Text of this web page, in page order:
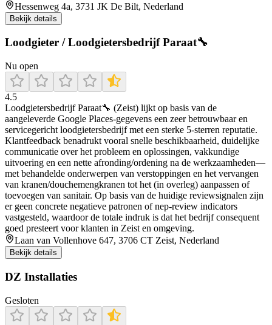
Hessenweg 4a, 3731 JK De Bilt, Nederland
Bekijk details
Loodgieter / Loodgietersbedrijf Paraat🔧
Nu open
4.5
Loodgietersbedrijf Paraat🔧 (Zeist) lijkt op basis van de
aangeleverde Google Places-gegevens een zeer betrouwbaar en
servicegericht loodgietersbedrijf met een sterke 5-sterren reputatie.
Klantfeedback benadrukt vooral snelle beschikbaarheid, duidelijke
communicatie over het probleem en oplossingen, vakkundige
uitvoering en een nette afronding/ordening na de werkzaamheden—
met behandelde onderwerpen van verstoppingen en het vervangen
van kranen/douchemengkranen tot het (in overleg) aanpassen of
toevoegen van sanitair. Op basis van de huidige reviewsignalen zijn
er geen concrete negatieve patronen of nep-review indicators
vastgesteld, waardoor de totale indruk is dat het bedrijf consequent
goed presteert voor klanten in Zeist en omgeving.
Laan van Vollenhove 647, 3706 CT Zeist, Nederland
Bekijk details
DZ Installaties
Gesloten